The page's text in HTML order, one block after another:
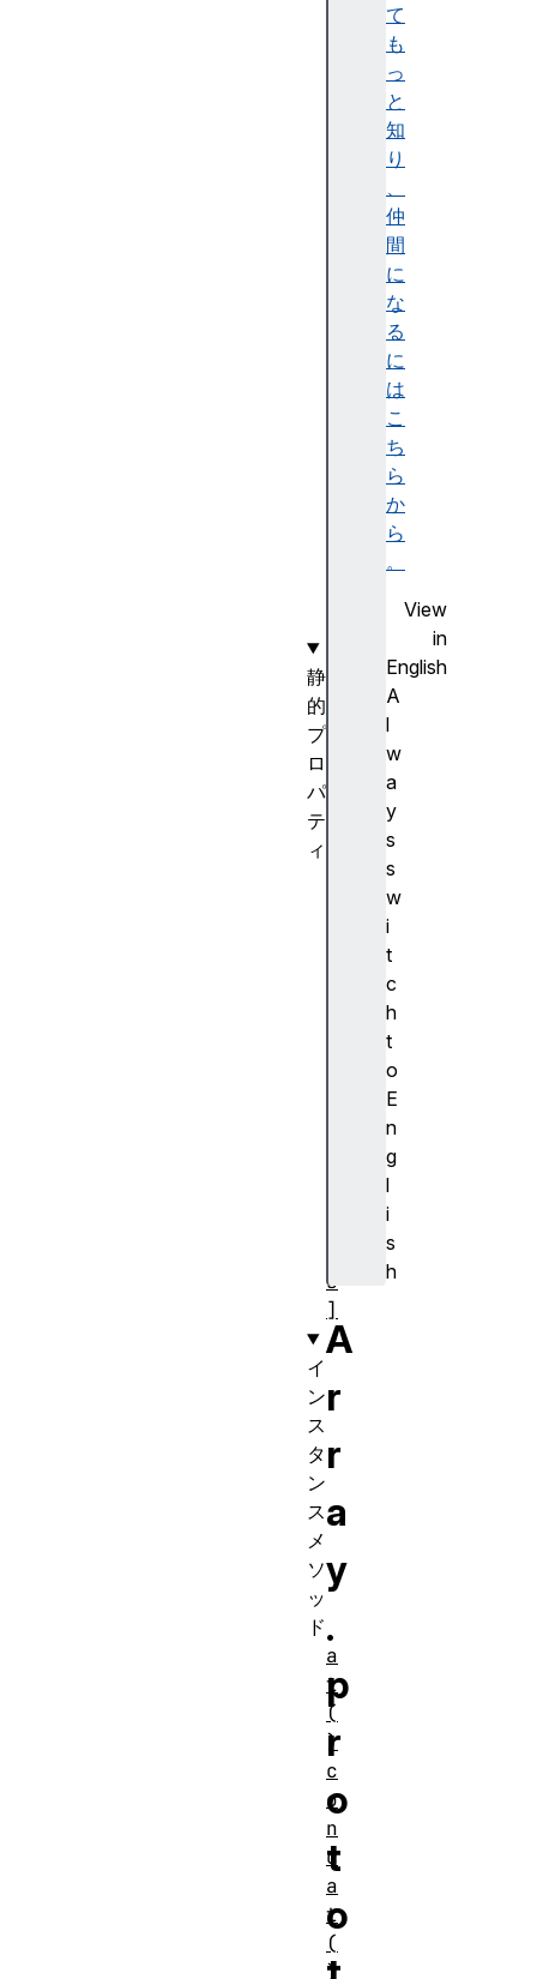
て
も
っ
と
知
り
、
仲
間
に
な
る
に
は
こ
ち
ら
か
ら
。
View
in
English
A
l
w
a
y
s
s
w
i
t
c
h
t
o
E
n
g
l
i
s
h
A
r
r
a
y
.
p
r
o
t
o
静
的
プ
ロ
パ
テ
ィ
s
]
イ
ン
ス
タ
ン
ス
メ
ソ
ッ
ド
a
t
(
)
c
o
n
c
a
t
(
)